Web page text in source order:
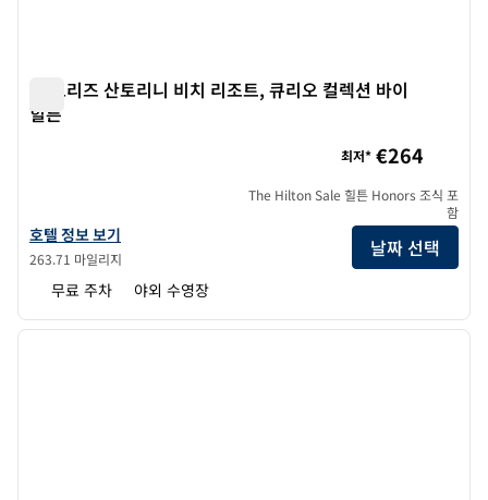
씨 브리즈 산토리니 비치 리조트, 큐리오 컬렉션 바이
힐튼
씨 브리즈 산토리니 비치 리조트, 큐리오 컬렉션 바이 힐튼의 호텔 정보 보
호텔 정보 보기
263.71 마일리지
최저* €264
The Hilton Sale 힐튼 Honors 조식 포
함
날짜 선택
무료 주차 야외 수영장
1/12
1/12
다음